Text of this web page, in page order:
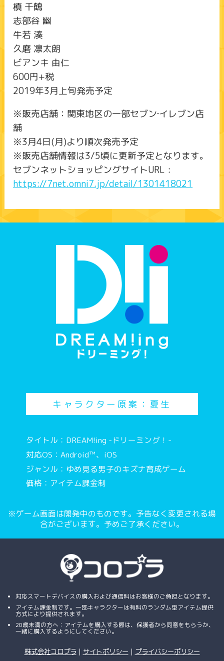
槙 千鶴
志部谷 幽
牛若 湊
久磨 凛太朗
ビアンキ 由仁
600円+税
2019年3月上旬発売予定
※販売店舗：関東地区の一部セブン‐イレブン店
舗
※3月4日(月)より順次発売予定
※販売店舗情報は3/5頃に更新予定となります。
セブンネットショッピングサイトURL :
https://7net.omni7.jp/detail/1301418021
キャラクター原案：夏生
タイトル：DREAM!ing -ドリーミング！-
対応OS：Android™、iOS
ジャンル：ゆめ見る男子のキズナ育成ゲーム
価格：アイテム課金制
※ゲーム画面は開発中のものです。予告なく変更される場
合がございます。予めご了承ください。
対応スマートデバイスの購入および通信料はお客様のご負担となります。
アイテム課金制です。一部キャラクターは有料のランダム型アイテム提供
方式により提供されます。
20歳未満の方へ：アイテムを購入する際は、保護者から同意をもらうか、
一緒に購入するようにしてください。
株式会社コロプラ ｜ サイトポリシー ｜ プライバシーポリシー